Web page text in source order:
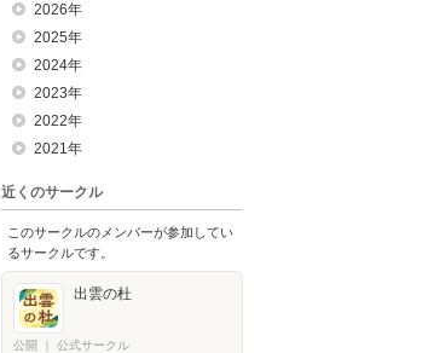
2026年
2025年
2024年
2023年
2022年
2021年
近くのサークル
このサークルのメンバーが参加してい
るサークルです。
出雲の杜
公開 公式サークル